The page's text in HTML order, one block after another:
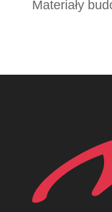
Materiały